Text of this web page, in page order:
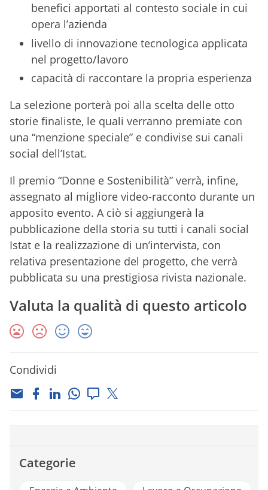
benefici apportati al contesto sociale in cui
opera l’azienda
livello di innovazione tecnologica applicata
nel progetto/lavoro
capacità di raccontare la propria esperienza
La selezione porterà poi alla scelta delle otto
storie finaliste, le quali verranno premiate con
una “menzione speciale” e condivise sui canali
social dell’Istat.
Il premio “Donne e Sostenibilità” verrà, infine,
assegnato al migliore video-racconto durante un
apposito evento. A ciò si aggiungerà la
pubblicazione della storia su tutti i canali social
Istat e la realizzazione di un’intervista, con
relativa presentazione del progetto, che verrà
pubblicata su una prestigiosa rivista nazionale.
Valuta la qualità di questo articolo
Condividi
Categorie